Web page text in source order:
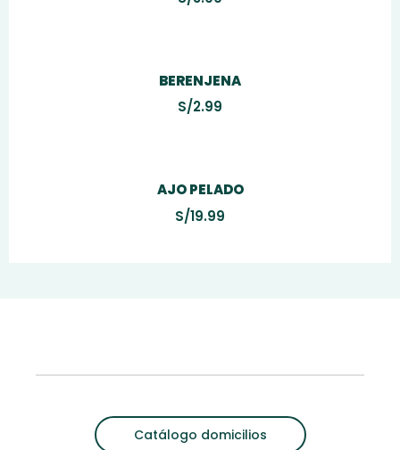
BERENJENA
S/2.99
AJO PELADO
S/19.99
Catálogo domicilios